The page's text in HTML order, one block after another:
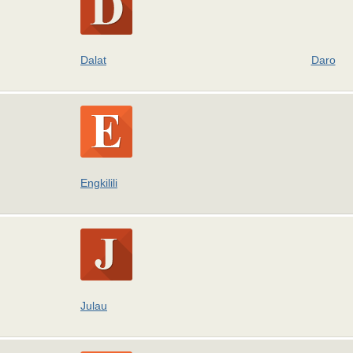
Dalat Daro
Engkilili
Julau